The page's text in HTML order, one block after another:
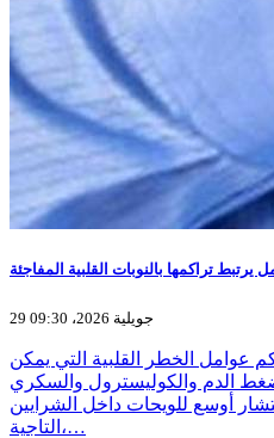
تراكمها بالنوبات القلبية المفاجئة
29 جويلية 2026، 09:30
عوامل الخطر القلبية التي يمكن
ضغط الدم والكوليسترول والسكري
أوسع للويحات داخل الشرايين
التاجية،…